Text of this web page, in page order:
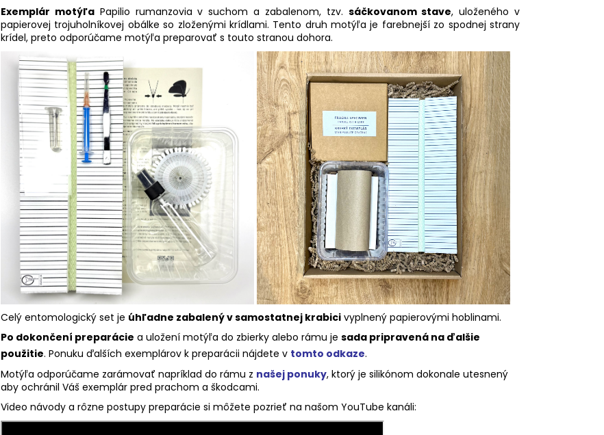
Exemplár motýľaPapilio rumanzovia v suchom a zabalenom, tzv. sáčkovanom stave, uloženého v
papierovej trojuholníkovej obálke so zloženými krídlami. Tento druh motýľa je farebnejší zo spodnej strany
krídel, preto odporúčame motýľa preparovať s touto stranou dohora.
Celý entomologický set je úhľadne zabalený v samostatnej krabici vyplnený papierovými hoblinami.
Po dokončení preparácie a uložení motýľa do zbierky alebo rámu je sada pripravená na ďalšie
použitie. Ponuku ďalších exemplárov k preparácii nájdete v tomto odkaze.
Motýľa odporúčame zarámovať napríklad do rámu z našej ponuky, ktorý je silikónom dokonale utesnený
aby ochránil Váš exemplár pred prachom a škodcami.
Video návody a rôzne postupy preparácie si môžete pozrieť na našom YouTube kanáli: